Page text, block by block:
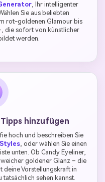
, Ihr intelligenter
Sie aus beliebten
rot-goldenen Glamour bis
die sofort von künstlicher
werden.
hinzufügen
hoch und beschreiben Sie
, oder wählen Sie einen
unten. Ob Candy Eyeliner,
goldener Glanz – die
deine Vorstellungskraft in
sehen kannst.